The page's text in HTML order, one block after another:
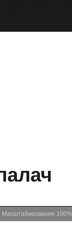
Масштабирование 100%